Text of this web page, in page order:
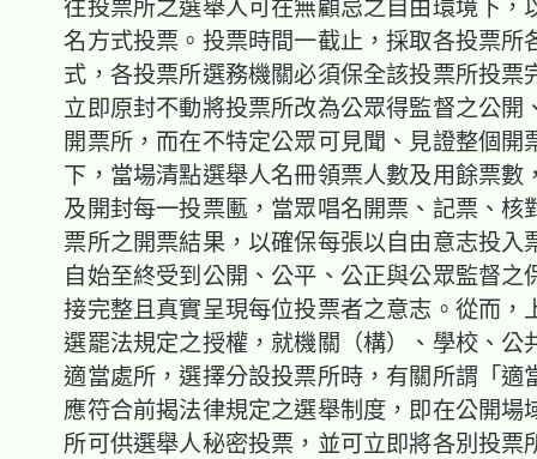
往投票所之選舉人可在無顧忌之自由環境下，
名方式投票。投票時間一截止，採取各投票所
式，各投票所選務機關必須保全該投票所投票
立即原封不動將投票所改為公眾得監督之公開
開票所，而在不特定公眾可見聞、見證整個開
下，當場清點選舉人名冊領票人數及用餘票數
及開封每一投票匭，當眾唱名開票、記票、核
票所之開票結果，以確保每張以自由意志投入
自始至終受到公開、公平、公正與公眾監督之
接完整且真實呈現每位投票者之意志。從而，
選罷法規定之授權，就機關（構）、學校、公
適當處所，選擇分設投票所時，有關所謂「適
應符合前揭法律規定之選舉制度，即在公開場
所可供選舉人秘密投票，並可立即將各別投票